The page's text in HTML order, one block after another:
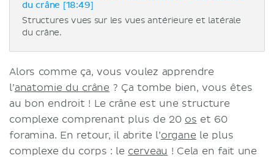
du crâne [18:49]
Structures vues sur les vues antérieure et latérale
du crâne.
Alors comme ça, vous voulez apprendre
l’anatomie du crâne ? Ça tombe bien, vous êtes
au bon endroit ! Le crâne est une structure
complexe comprenant plus de 20 os et 60
foramina. En retour, il abrite l’organe le plus
complexe du corps : le cerveau ! Cela en fait une